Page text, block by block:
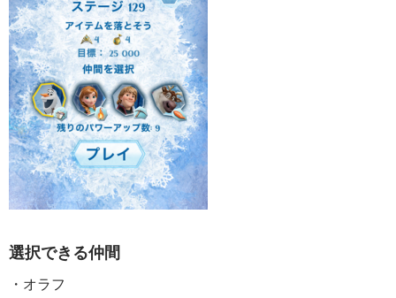
選択できる仲間
・オラフ